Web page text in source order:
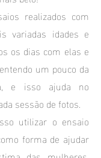
realizados com
variadas idades e
os dias com elas e
um pouco da
e isso ajuda no
sessão de fotos.
utilizar o ensaio
forma de ajudar